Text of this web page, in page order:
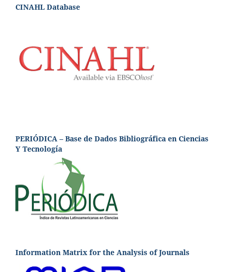
CINAHL Database
PERIÓDICA – Base de Dados Bibliográfica en Ciencias
Y Tecnología
Information Matrix for the Analysis of Journals